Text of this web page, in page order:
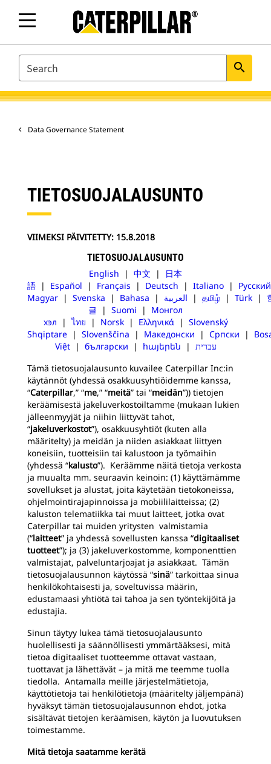
SEARCH search
Data Governance Statement
TIETOSUOJALAUSUNTO
VIIMEKSI PÄIVITETTY: 15.8.2018
TIETOSUOJALAUSUNTO
English | 中文 |
日本
語 | Español | Français | Deutsch | Italiano | Русский
Magyar | Svenska | Bahasa | العربية | தமிழ் | Türk |
글 | Suomi | Монгол
хэл |ไทย | Norsk| Ελληνικά| Slovenský
Shqiptare | Slovenščina | Македонски | Српски |
Việt| български | հայերեն | עברית
Tämä tietosuojalausunto kuvailee Caterpillar Inc:in
käytännöt (yhdessä osakkuusyhtiöidemme kanssa,
“Caterpillar,” “me,” “meitä” tai “meidän”)) tietojen
keräämisestä jakeluverkostoiltamme (mukaan lukien
jälleenmyyjät ja niihin liittyvät tahot,
“jakeluverkostot”), osakkuusyhtiöt (kuten alla
määritelty) ja meidän ja niiden asiakkaat liittyen
koneisiin, tuotteisiin tai kalustoon ja työmaihin
(yhdessä “kalusto”). Keräämme näitä tietoja verkosta
ja muualta mm. seuraavin keinoin: (1) käyttämämme
sovellukset ja alustat, joita käytetään tietokoneissa,
ohjelmointirajapinnoissa ja mobiililaitteissa; (2)
kaluston telematiikka tai muut laitteet, jotka ovat
Caterpillar tai muiden yritysten valmistamia
(“laitteet” ja yhdessä sovellusten kanssa “digitaaliset
tuotteet”); ja (3) jakeluverkostomme, komponenttien
valmistajat, palveluntarjoajat ja asiakkaat. Tämän
tietosuojalausunnon käytössä “sinä” tarkoittaa sinua
henkilökohtaisesti ja, soveltuvissa määrin,
edustamaasi yhtiötä tai tahoa ja sen työntekijöitä ja
edustajia.
Sinun täytyy lukea tämä tietosuojalausunto
huolellisesti ja säännöllisesti ymmärtääksesi, mitä
tietoa digitaaliset tuotteemme ottavat vastaan,
tuottavat ja lähettävät – ja mitä me teemme tuolla
tiedolla. Antamalla meille järjestelmätietoja,
käyttötietoja tai henkilötietoja (määritelty jäljempänä)
hyväksyt tämän tietosuojalausunnon ehdot, jotka
sisältävät tietojen keräämisen, käytön ja luovutuksen
toimestamme.
Mitä tietoja saatamme kerätä